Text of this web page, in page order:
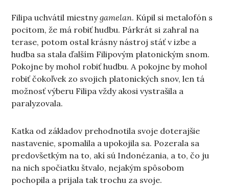
Filipa uchvátil miestnygamelan. Kúpil si metalofón s
pocitom, že má robiť hudbu. Párkrát si zahral na
terase, potom ostal krásny nástroj stáť v izbe a
hudba sa stala ďalším Filipovým platonickým snom.
Pokojne by mohol robiť hudbu. A pokojne by mohol
robiť čokoľvek zo svojich platonických snov, len tá
možnosť výberu Filipa vždy akosi vystrašila a
paralyzovala.
Katka od základov prehodnotila svoje doterajšie
nastavenie, spomalila a upokojila sa. Pozerala sa
predovšetkým na to, akí sú Indonézania, a to, čo ju
na nich spočiatku štvalo, nejakým spôsobom
pochopila a prijala tak trochu za svoje.